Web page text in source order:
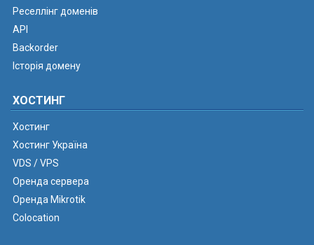
Реселлінг доменів
API
Backorder
Історія домену
ХОСТИНГ
Хостинг
Хостинг Україна
VDS / VPS
Оренда сервера
Оренда Mikrotik
Colocation